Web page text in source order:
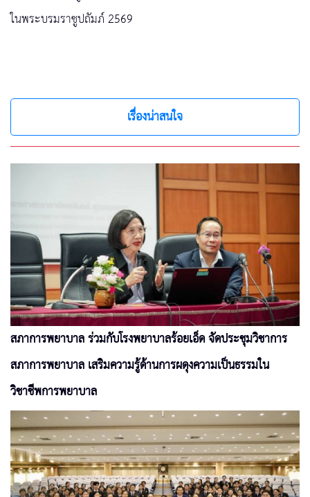
ในพระบรมราชูปถัมภ์ 2569
เรื่องน่าสนใจ
สภาการพยาบาล ร่วมกับโรงพยาบาลร้อยเอ็ด จัดประชุมวิชาการ
สภาการพยาบาล เสริมความรู้ด้านการผดุงความเป็นธรรมใน
วิชาชีพการพยาบาล